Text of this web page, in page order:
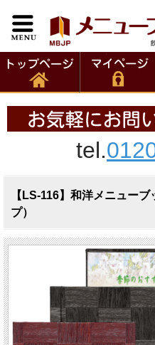
tel.
【LS-116】和洋メニュー
プ）